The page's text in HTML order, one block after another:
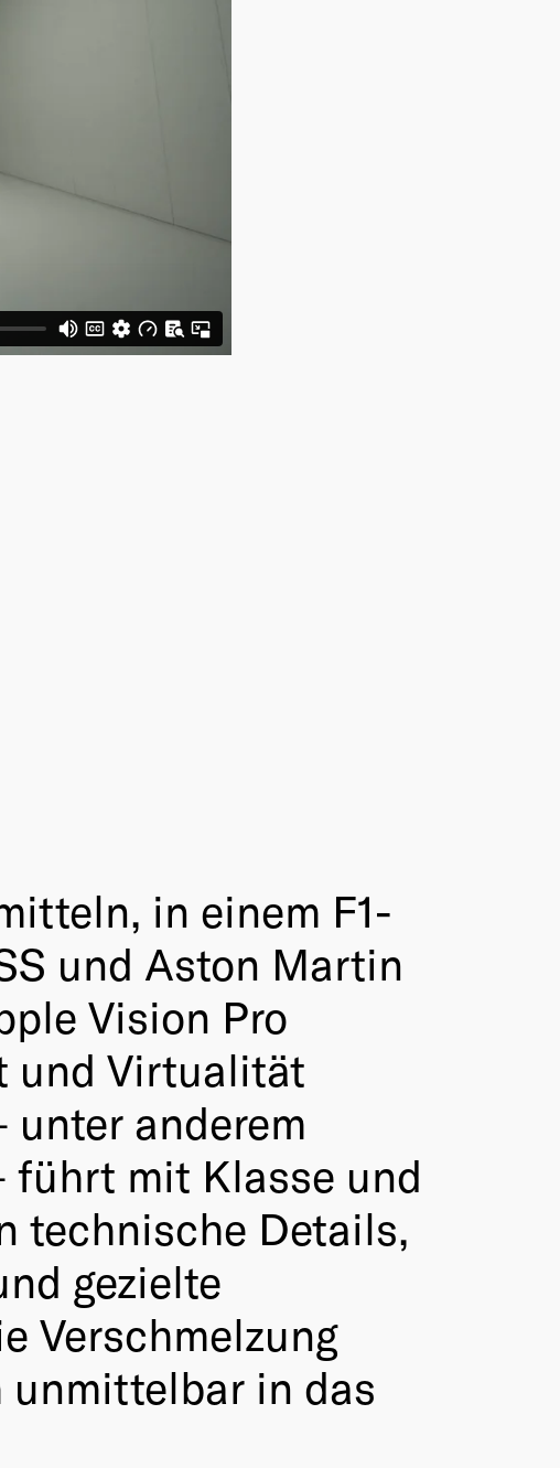
in einem F1-
und Aston Martin
Vision Pro
und Virtualität
unter anderem
führt mit Klasse und
technische Details,
gezielte
Verschmelzung
unmittelbar in das